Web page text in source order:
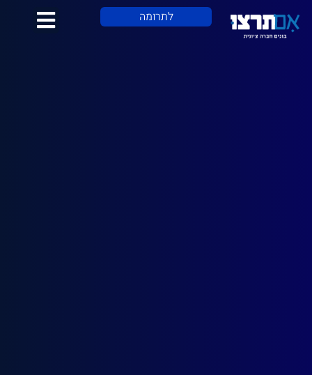
לתרומה